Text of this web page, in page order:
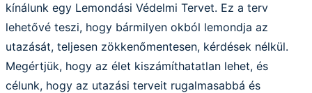
kínálunk egy Lemondási Védelmi Tervet. Ez a terv
lehetővé teszi, hogy bármilyen okból lemondja az
utazását, teljesen zökkenőmentesen, kérdések nélkül.
Megértjük, hogy az élet kiszámíthatatlan lehet, és
célunk, hogy az utazási terveit rugalmasabbá és